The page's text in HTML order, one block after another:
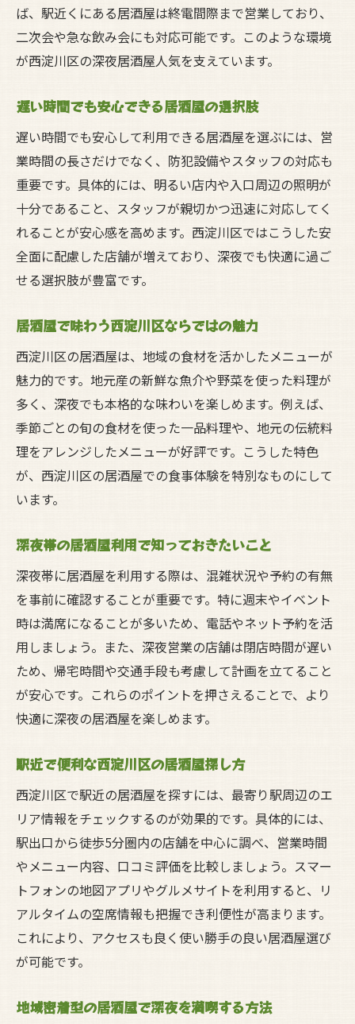
ば、駅近くにある居酒屋は終電間際まで営業しており、
二次会や急な飲み会にも対応可能です。このような環境
が西淀川区の深夜居酒屋人気を支えています。
遅い時間でも安心できる居酒屋の選択肢
遅い時間でも安心して利用できる居酒屋を選ぶには、営
業時間の長さだけでなく、防犯設備やスタッフの対応も
重要です。具体的には、明るい店内や入口周辺の照明が
十分であること、スタッフが親切かつ迅速に対応してく
れることが安心感を高めます。西淀川区ではこうした安
全面に配慮した店舗が増えており、深夜でも快適に過ご
せる選択肢が豊富です。
居酒屋で味わう西淀川区ならではの魅力
西淀川区の居酒屋は、地域の食材を活かしたメニューが
魅力的です。地元産の新鮮な魚介や野菜を使った料理が
多く、深夜でも本格的な味わいを楽しめます。例えば、
季節ごとの旬の食材を使った一品料理や、地元の伝統料
理をアレンジしたメニューが好評です。こうした特色
が、西淀川区の居酒屋での食事体験を特別なものにして
います。
深夜帯の居酒屋利用で知っておきたいこと
深夜帯に居酒屋を利用する際は、混雑状況や予約の有無
を事前に確認することが重要です。特に週末やイベント
時は満席になることが多いため、電話やネット予約を活
用しましょう。また、深夜営業の店舗は閉店時間が遅い
ため、帰宅時間や交通手段も考慮して計画を立てること
が安心です。これらのポイントを押さえることで、より
快適に深夜の居酒屋を楽しめます。
駅近で便利な西淀川区の居酒屋探し方
西淀川区で駅近の居酒屋を探すには、最寄り駅周辺のエ
リア情報をチェックするのが効果的です。具体的には、
駅出口から徒歩5分圏内の店舗を中心に調べ、営業時間
やメニュー内容、口コミ評価を比較しましょう。スマー
トフォンの地図アプリやグルメサイトを利用すると、リ
アルタイムの空席情報も把握でき利便性が高まります。
これにより、アクセスも良く使い勝手の良い居酒屋選び
が可能です。
地域密着型の居酒屋で深夜を満喫する方法